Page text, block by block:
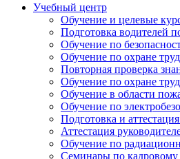
Учебный центр
Обучение и целевые
Подготовка водителей
Обучение по
Обучение по охране
Повторная проверка
Обучение по охране
Обучение в области
Обучение по
Подготовка и
Аттестация
Обучение по
Семинары по кадровому